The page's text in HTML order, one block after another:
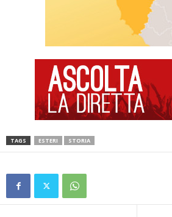
TAGS ESTERI STORIA